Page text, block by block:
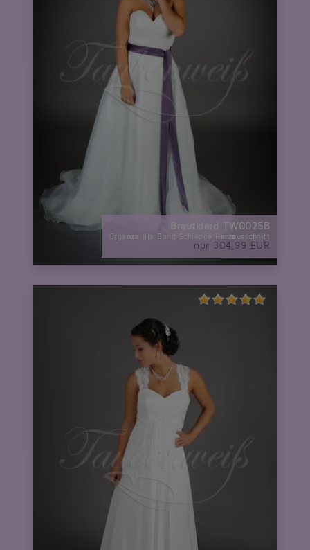
Brautkleid TW0025B
Organza lila Band Schleppe Herzausschnitt
nur 304,99 EUR